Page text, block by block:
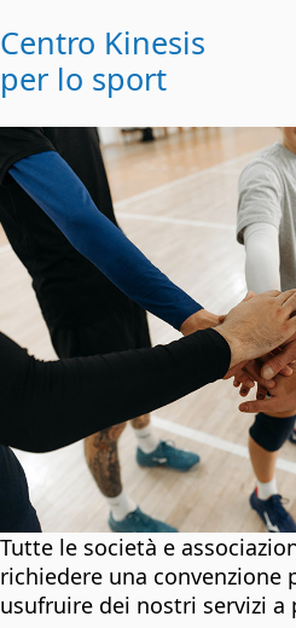
Centro Kinesis
per lo sport
Tutte le società e
richiedere una convenzione
usufruire dei nostri servizi a